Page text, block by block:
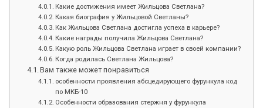
Какие достижения имеет Жильцова Светлана?
Какая биография у Жильцовой Светланы?
Как Жильцова Светлана достигла успеха в карьере?
Какие награды получила Жильцова Светлана?
Какую роль Жильцова Светлана играет в своей компании?
Когда родилась Светлана Жильцова?
Вам также может понравиться
особенности проявления абсцедирующего фурункула код
по МКБ-10
Особенности образования стержня у фурункула